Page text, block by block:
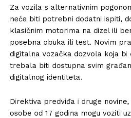
Za vozila s alternativnim
neće biti potrebni dodatni ispiti,
klasičnim motorima na dizel ili
posebna obuka ili test. Novim
digitalna vozačka dozvola koja bi
trebala biti dostupna svim
digitalnog identiteta.
Direktiva predviđa i druge
osobe od 17 godina mogu voziti